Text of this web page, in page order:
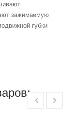
зажимаемую
губки